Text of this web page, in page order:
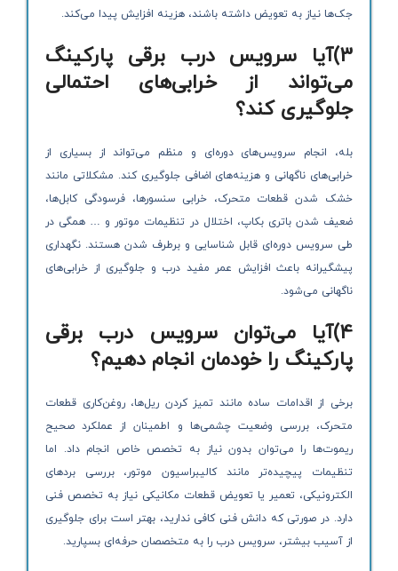
جک‌ها نیاز به تعویض داشته باشند، هزینه افزایش پیدا می‌کند.
3)آیا سرویس درب برقی پارکینگ
می‌تواند از خرابی‌های احتمالی
جلوگیری کند؟
بله، انجام سرویس‌های دوره‌ای و منظم می‌تواند از بسیاری از
خرابی‌های ناگهانی و هزینه‌های اضافی جلوگیری کند. مشکلاتی مانند
خشک شدن قطعات متحرک، خرابی سنسورها، فرسودگی کابل‌ها،
ضعیف شدن باتری بکاپ، اختلال در تنظیمات موتور و … همگی در
طی سرویس دوره‌ای قابل شناسایی و برطرف شدن هستند. نگهداری
پیشگیرانه باعث افزایش عمر مفید درب و جلوگیری از خرابی‌های
ناگهانی می‌شود.
4)آیا می‌توان سرویس درب برقی
پارکینگ را خودمان انجام دهیم؟
برخی از اقدامات ساده مانند تمیز کردن ریل‌ها، روغن‌کاری قطعات
متحرک، بررسی وضعیت چشمی‌ها و اطمینان از عملکرد صحیح
ریموت‌ها را می‌توان بدون نیاز به تخصص خاص انجام داد. اما
تنظیمات پیچیده‌تر مانند کالیبراسیون موتور، بررسی بردهای
الکترونیکی، تعمیر یا تعویض قطعات مکانیکی نیاز به تخصص فنی
دارد. در صورتی که دانش فنی کافی ندارید، بهتر است برای جلوگیری
از آسیب بیشتر، سرویس درب را به متخصصان حرفه‌ای بسپارید.